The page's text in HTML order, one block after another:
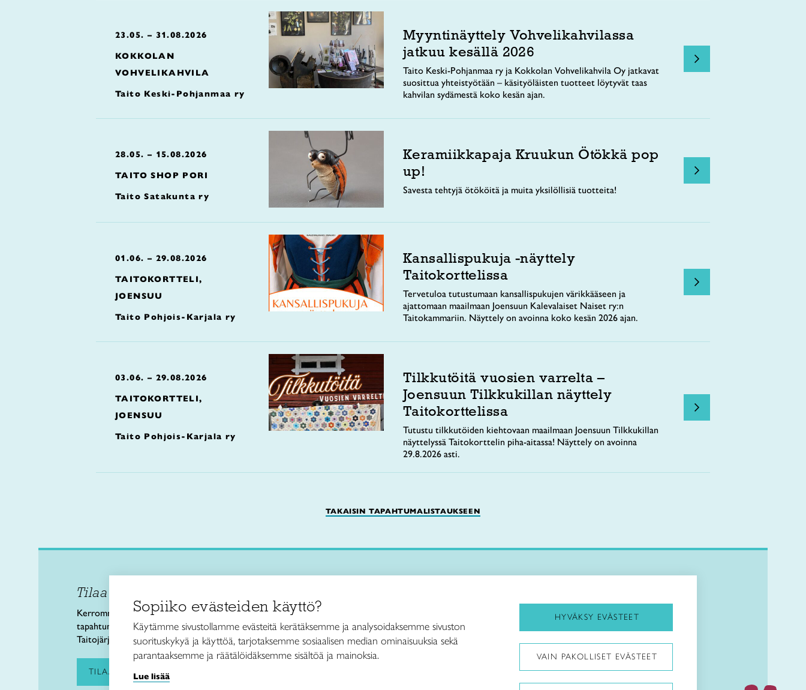
23.05. – 31.08.2026
KOKKOLAN
VOHVELIKAHVILA
Taito Keski-Pohjanmaa ry
Myyntinäyttely Vohvelikahvilassa
jatkuu kesällä 2026
Taito Keski-Pohjanmaa ry ja Kokkolan Vohvelikahvila Oy jatkavat
suosittua yhteistyötään – käsityöläisten tuotteet löytyvät taas
kahvilan sydämestä koko kesän ajan.
28.05. – 15.08.2026
TAITO SHOP PORI
Taito Satakunta ry
Keramiikkapaja Kruukun Ötökkä pop
up!
Savesta tehtyjä ötököitä ja muita yksilöllisiä tuotteita!
01.06. – 29.08.2026
TAITOKORTTELI,
JOENSUU
Taito Pohjois-Karjala ry
Kansallispukuja -näyttely
Taitokorttelissa
Tervetuloa tutustumaan kansallispukujen värikkääseen ja
ajattomaan maailmaan Joensuun Kalevalaiset Naiset ry:n
Taitokammariin. Näyttely on avoinna koko kesän 2026 ajan.
03.06. – 29.08.2026
TAITOKORTTELI,
JOENSUU
Taito Pohjois-Karjala ry
Tilkkutöitä vuosien varrelta –
Joensuun Tilkkukillan näyttely
Taitokorttelissa
Tutustu tilkkutöiden kiehtovaan maailmaan Joensuun Tilkkukillan
näyttelyssä Taitokorttelin piha-aitassa! Näyttely on avoinna
29.8.2026 asti.
TAKAISIN TAPAHTUMALISTAUKSEEN
Tilaa uutiskirje
Kerromme käsityön valtakunnallisista
tapahtumista ja uutisista sekä
Taitojärjestön toiminnasta.
TILAA UUTISKIRJE
Käsi- ja taideteollisuusliitto Taito ry
Kalevankatu 61
00180 Helsinki
puh. 040 7525 160
Käsityöohjeet
Me olemme Taito
Kirjaudu Taitocampukseen
Taitoliitto:
Sopiiko evästeiden käyttö?
Käytämme sivustollamme evästeitä kerätäksemme ja analysoidaksemme sivuston
suorituskykyä ja käyttöä, tarjotaksemme sosiaalisen median ominaisuuksia sekä
parantaaksemme ja räätälöidäksemme sisältöä ja mainoksia.
Lue lisää
HYVÄKSY EVÄSTEET
VAIN PAKOLLISET EVÄSTEET